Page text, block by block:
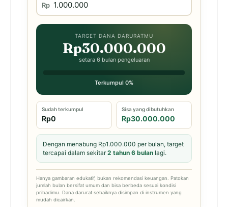
Rp
TARGET DANA DARURATMU
Rp30.000.000
setara 6 bulan pengeluaran
Terkumpul 0%
Sudah terkumpul
Rp0
Sisa yang dibutuhkan
Rp30.000.000
Dengan menabung Rp1.000.000 per bulan, target
tercapai dalam sekitar2 tahun 6 bulan lagi.
Hanya gambaran edukatif, bukan rekomendasi keuangan. Patokan
jumlah bulan bersifat umum dan bisa berbeda sesuai kondisi
pribadimu. Dana darurat sebaiknya disimpan di instrumen yang
mudah dicairkan.